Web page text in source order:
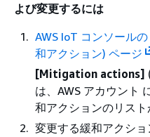
よび変更するには
AWS IoT コンソール
和アクション) ページ
[Mitigation actions]
は、AWS アカウント
和アクションのリスト
変更する緩和アクシ